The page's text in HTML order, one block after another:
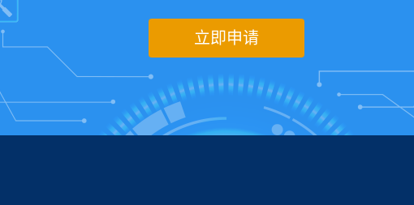
立即申请